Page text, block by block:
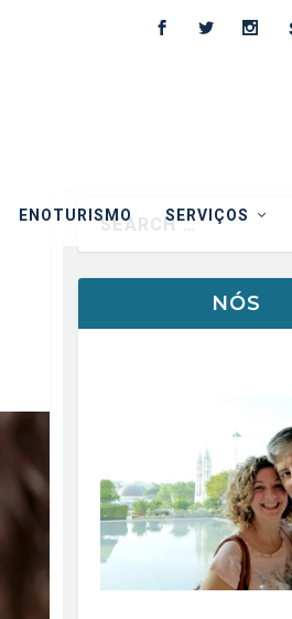
ENOTURISMO SERVIÇOS
NÓS